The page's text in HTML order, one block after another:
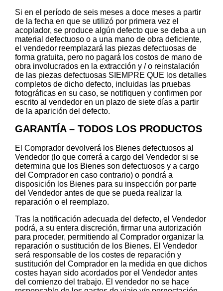
Si en el período de seis meses a doce meses a partir
de la fecha en que se utilizó por primera vez el
acoplador, se produce algún defecto que se deba a un
material defectuoso o a una mano de obra deficiente,
el vendedor reemplazará las piezas defectuosas de
forma gratuita, pero no pagará los costos de mano de
obra involucrados en la extracción y / o reinstalación
de las piezas defectuosas SIEMPRE QUE los detalles
completos de dicho defecto, incluidas las pruebas
fotográficas en su caso, se notifiquen y confirmen por
escrito al vendedor en un plazo de siete días a partir
de la aparición del defecto.
GARANTÍA – TODOS LOS PRODUCTOS
El Comprador devolverá los Bienes defectuosos al
Vendedor (lo que correrá a cargo del Vendedor si se
determina que los Bienes son defectuosos y a cargo
del Comprador en caso contrario) o pondrá a
disposición los Bienes para su inspección por parte
del Vendedor antes de que se pueda realizar la
reparación o el reemplazo.
Tras la notificación adecuada del defecto, el Vendedor
podrá, a su entera discreción, firmar una autorización
para proceder, permitiendo al Comprador organizar la
reparación o sustitución de los Bienes. El Vendedor
será responsable de los costes de reparación y
sustitución del Comprador en la medida en que dichos
costes hayan sido acordados por el Vendedor antes
del comienzo del trabajo. El vendedor no se hace